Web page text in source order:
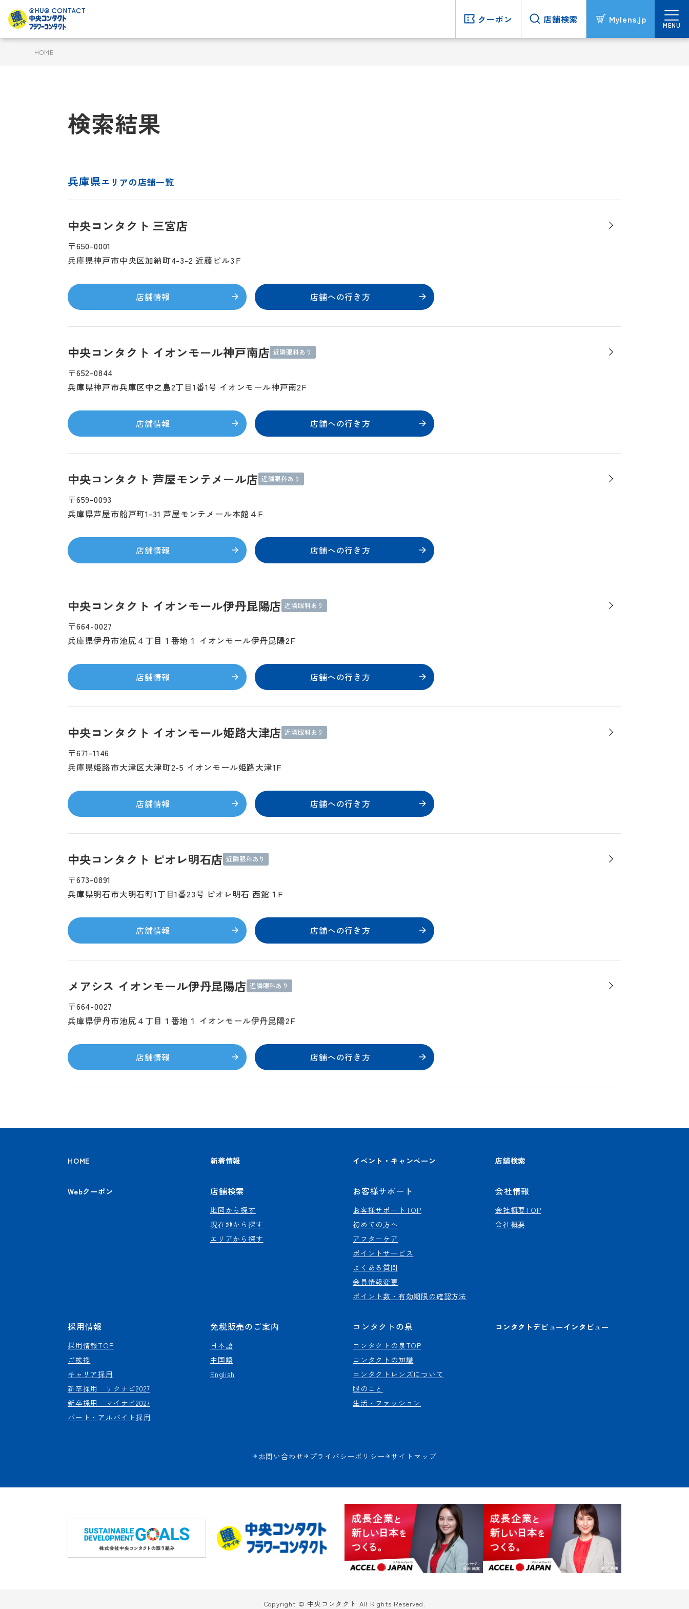
クーポン 店舗検索 Mylens.jp
MENU
HOME
検索結果
兵庫県エリアの店舗一覧
中央コンタクト 三宮店
〒650-0001
兵庫県神戸市中央区加納町4-3-2 近藤ビル3Ｆ
店舗情報 店舗への行き方
中央コンタクト イオンモール神戸南店 近隣眼科あり
〒652-0844
兵庫県神戸市兵庫区中之島2丁目1番1号 イオンモール神戸南2F
店舗情報 店舗への行き方
中央コンタクト 芦屋モンテメール店 近隣眼科あり
〒659-0093
兵庫県芦屋市船戸町1-31 芦屋モンテメール本館４F
店舗情報 店舗への行き方
中央コンタクト イオンモール伊丹昆陽店 近隣眼科あり
〒664-0027
兵庫県伊丹市池尻４丁目１番地１ イオンモール伊丹昆陽2F
店舗情報 店舗への行き方
中央コンタクト イオンモール姫路大津店 近隣眼科あり
〒671-1146
兵庫県姫路市大津区大津町2-5 イオンモール姫路大津1F
店舗情報 店舗への行き方
中央コンタクト ピオレ明石店 近隣眼科あり
〒673-0891
兵庫県明石市大明石町1丁目1番23号 ピオレ明石 西館１F
店舗情報 店舗への行き方
メアシス イオンモール伊丹昆陽店 近隣眼科あり
〒664-0027
兵庫県伊丹市池尻４丁目１番地１ イオンモール伊丹昆陽2F
店舗情報 店舗への行き方
HOME 新着情報 イベント・キャンペーン 店舗検索
Webクーポン 店舗検索
地図から探す
現在地から探す
エリアから探す
お客様サポート
お客様サポートTOP
初めての方へ
アフターケア
ポイントサービス
よくある質問
会員情報変更
ポイント数・有効期限の確認方法
会社情報
会社概要TOP
会社概要
採用情報
採用情報TOP
ご挨拶
キャリア採用
新卒採用 リクナビ2027
新卒採用 マイナビ2027
パート・アルバイト採用
免税販売のご案内
日本語
中国語
English
コンタクトの泉
コンタクトの泉TOP
コンタクトの知識
コンタクトレンズについて
眼のこと
生活・ファッション
コンタクトデビューインタビュー
お問い合わせ プライバシーポリシー サイトマップ
Copyright © 中央コンタクト All Rights Reserved.
クーポン 店舗検索 Mylens.jp
MENU